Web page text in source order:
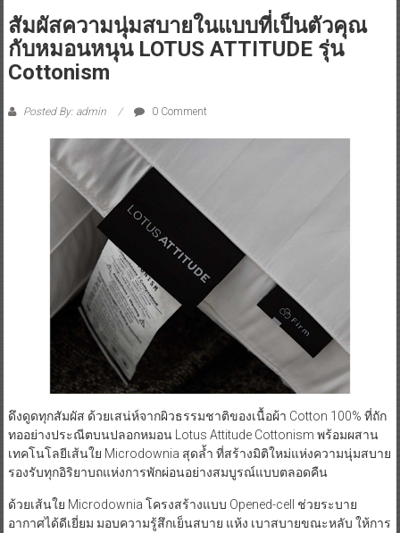
สัมผัสความนุ่มสบายในแบบที่เป็นตัวคุณ
กับหมอนหนุน LOTUS ATTITUDE รุ่น
Cottonism
Posted By: admin 0 Comment
ดึงดูดทุกสัมผัส ด้วยเสน่ห์จากผิวธรรมชาติของเนื้อผ้า Cotton 100% ที่ถัก
ทออย่างประณีตบนปลอกหมอน Lotus Attitude Cottonism พร้อมผสาน
เทคโนโลยีเส้นใย Microdownia สุดล้ำ ที่สร้างมิติใหม่แห่งความนุ่มสบาย
รองรับทุกอิริยาบถแห่งการพักผ่อนอย่างสมบูรณ์แบบตลอดคืน
ด้วยเส้นใย Microdownia โครงสร้างแบบ Opened-cell ช่วยระบาย
อากาศได้ดีเยี่ยม มอบความรู้สึกเย็นสบาย แห้ง เบาสบายขณะหลับ ให้การ